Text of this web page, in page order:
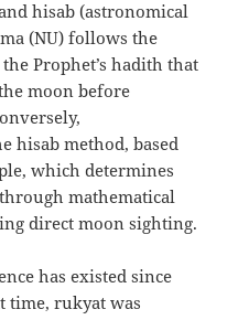
hisab (astronomical
(NU) follows the
Prophet’s hadith that
moon before
hisab method, based
which determines
mathematical
direct moon sighting.
has existed since
time, rukyat was